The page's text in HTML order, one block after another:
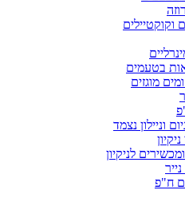
וקוקטיילים
בטעמים
מוגזים
וניילון נצמד
לניקיון
ח"פ